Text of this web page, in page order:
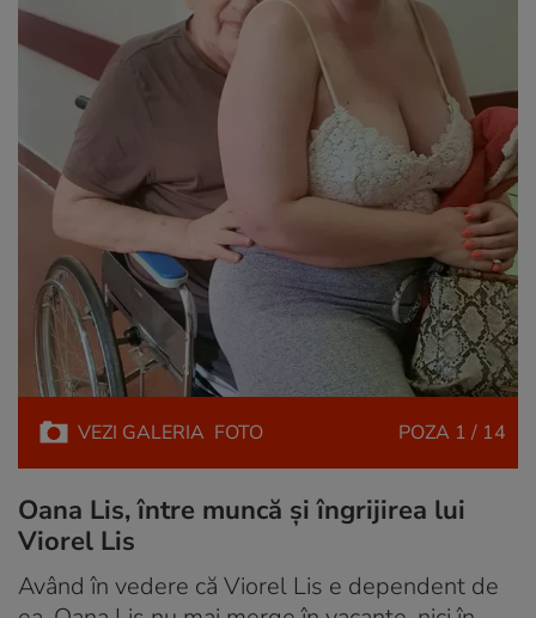
VEZI GALERIA FOTO POZA 1 / 14
Oana Lis, între muncă și îngrijirea lui
Viorel Lis
Având în vedere că Viorel Lis e dependent de